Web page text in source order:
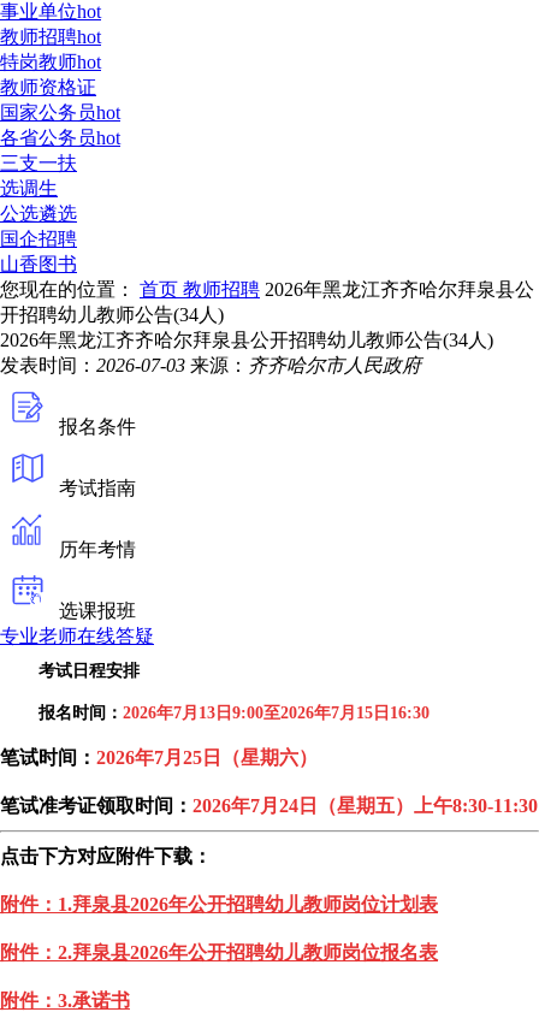
事业单位hot
教师招聘hot
特岗教师hot
教师资格证
国家公务员hot
各省公务员hot
三支一扶
选调生
公选遴选
国企招聘
山香图书
您现在的位置： 首页 教师招聘 2026年黑龙江齐齐哈尔拜泉县公
开招聘幼儿教师公告(34人)
2026年黑龙江齐齐哈尔拜泉县公开招聘幼儿教师公告(34人)
发表时间： 2026-07-03 来源： 齐齐哈尔市人民政府
报名条件
考试指南
历年考情
选课报班
专业老师在线答疑
考试日程安排
报名时间： 2026年7月13日9:00至2026年7月15日16:30
笔试时间： 2026年7月25日（星期六）
笔试准考证领取时间： 2026年7月24日（星期五）上午8:30-11:30
点击下方对应附件下载：
附件：1.拜泉县2026年公开招聘幼儿教师岗位计划表
附件：2.拜泉县2026年公开招聘幼儿教师岗位报名表
附件：3.承诺书